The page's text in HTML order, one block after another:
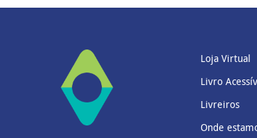
Loja Virtual
Livro
Livreiros
Onde